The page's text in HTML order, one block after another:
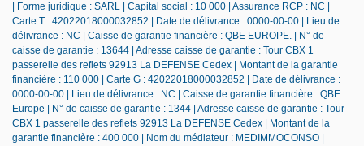
| Forme juridique : SARL | Capital social : 10 000 | Assurance RCP : NC |
Carte T : 42022018000032852 | Date de délivrance : 0000-00-00 | Lieu de
délivrance : NC | Caisse de garantie financière : QBE EUROPE. | N° de
caisse de garantie : 13644 | Adresse caisse de garantie : Tour CBX 1
passerelle des reflets 92913 La DEFENSE Cedex | Montant de la garantie
financière : 110 000 | Carte G : 42022018000032852 | Date de délivrance :
0000-00-00 | Lieu de délivrance : NC | Caisse de garantie financière : QBE
Europe | N° de caisse de garantie : 1344 | Adresse caisse de garantie : Tour
CBX 1 passerelle des reflets 92913 La DEFENSE Cedex | Montant de la
garantie financière : 400 000 | Nom du médiateur : MEDIMMOCONSO |